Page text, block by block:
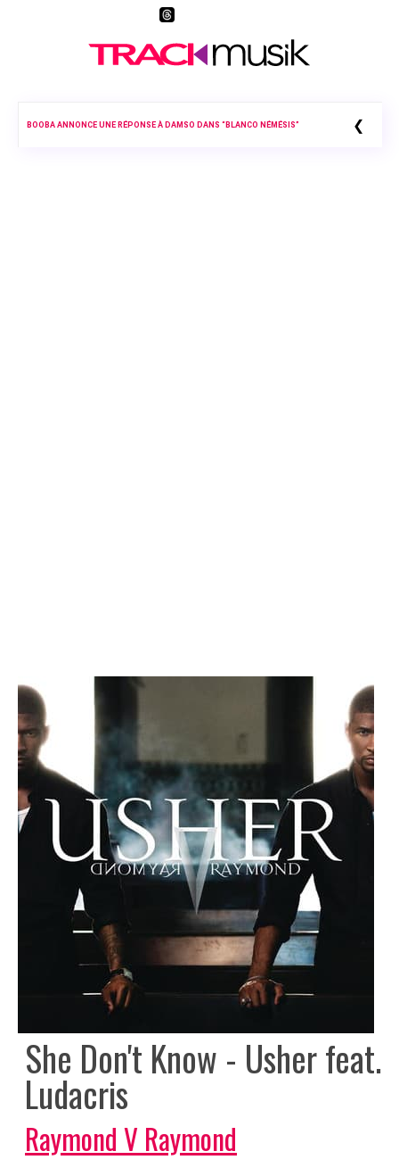
BOOBA ANNONCE UNE RÉPONSE À DAMSO DANS “BLANCO NÉMÉSIS” ❮
She Don't Know - Usher feat.
Ludacris
Raymond V Raymond